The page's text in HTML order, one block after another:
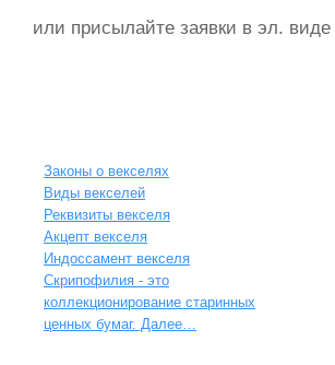
или присылайте заявки в эл. виде
Законы о векселях
Виды векселей
Реквизиты векселя
Акцепт векселя
Индоссамент векселя
Скрипофилия - это
коллекционирование старинных
ценных бумаг. Далее…